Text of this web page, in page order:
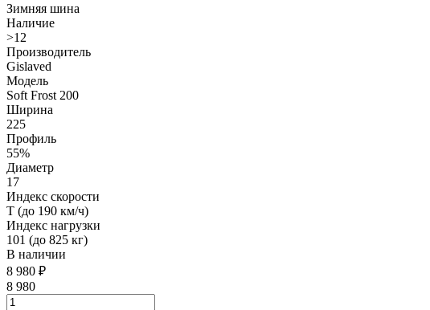
Зимняя шина
Наличие
>12
Производитель
Gislaved
Модель
Soft Frost 200
Ширина
225
Профиль
55%
Диаметр
17
Индекс скорости
T (до 190 км/ч)
Индекс нагрузки
101 (до 825 кг)
В наличии
8 980 ₽
8 980